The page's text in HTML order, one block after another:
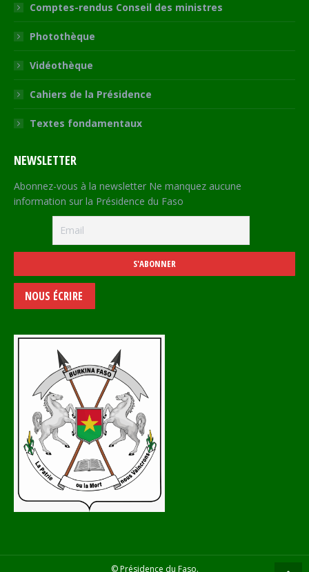
Comptes-rendus Conseil des ministres
Photothèque
Vidéothèque
Cahiers de la Présidence
Textes fondamentaux
NEWSLETTER
Abonnez-vous à la newsletter Ne manquez aucune
information sur la Présidence du Faso
NOUS ÉCRIRE
© Présidence du Faso.